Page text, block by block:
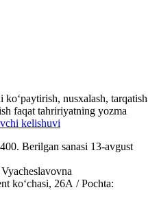
nusxalash, tarqatish
faqat tahririyatning yozma
kelishuvi
Berilgan sanasi 13-avgust
ko‘chasi, 26А / Pochta: